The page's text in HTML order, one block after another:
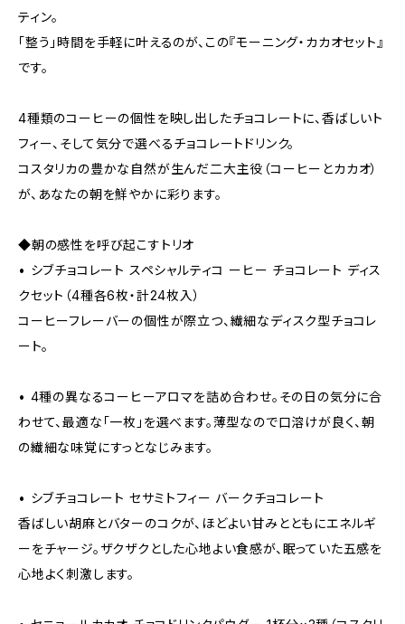
ティン。
「整う」時間を手軽に叶えるのが、この『モーニング・カカオセット』
です。
4種類のコーヒーの個性を映し出したチョコレートに、香ばしいト
フィー、そして気分で選べるチョコレートドリンク。
コスタリカの豊かな自然が生んだ二大主役（コーヒーとカカオ）
が、あなたの朝を鮮やかに彩ります。
◆朝の感性を呼び起こすトリオ
• シブチョコレート スペシャルティコ ーヒー チョコレート ディス
クセット（4種各6枚・計24枚入）
コーヒーフレーバーの個性が際立つ、繊細なディスク型チョコレ
ート。
• 4種の異なるコーヒーアロマを詰め合わせ。その日の気分に合
わせて、最適な「一枚」を選べます。薄型なので口溶けが良く、朝
の繊細な味覚にすっとなじみます。
• シブチョコレート セサミトフィー バークチョコレート
香ばしい胡麻とバターのコクが、ほどよい甘みとともにエネルギ
ーをチャージ。ザクザクとした心地よい食感が、眠っていた五感を
心地よく刺激します。